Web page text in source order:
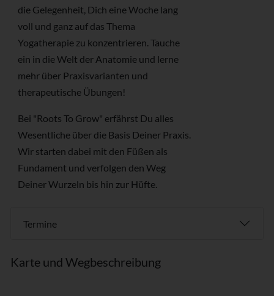
die Gelegenheit, Dich eine Woche lang
voll und ganz auf das Thema
Yogatherapie zu konzentrieren. Tauche
ein in die Welt der Anatomie und lerne
mehr über Praxisvarianten und
therapeutische Übungen!
Bei "Roots To Grow" erfährst Du alles
Wesentliche über die Basis Deiner Praxis.
Wir starten dabei mit den Füßen als
Fundament und verfolgen den Weg
Deiner Wurzeln bis hin zur Hüfte.
Termine
Karte und Wegbeschreibung